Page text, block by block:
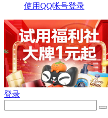
使用QQ帐号登录
登录